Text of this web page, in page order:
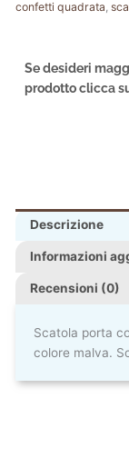
confetti quadrata
Se desideri
prodotto clicca
Descrizione
Informazioni
Recensioni (0)
Scatola porta
colore malva.